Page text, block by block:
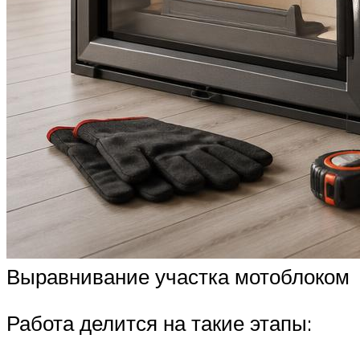
Выравнивание участка мотоблоком
Работа делится на такие этапы: